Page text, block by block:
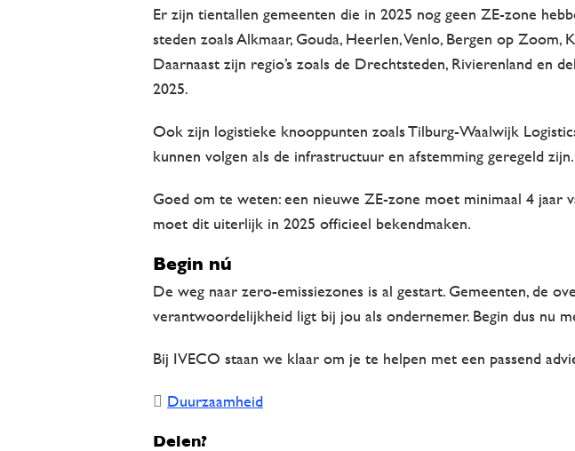
Er zijn tientallen gemeenten die in 2025 nog geen ZE-zone
steden zoals Alkmaar, Gouda, Heerlen, Venlo, Bergen op
Daarnaast zijn regio’s zoals de Drechtsteden, Rivierenland en
2025.
Ook zijn logistieke knooppunten zoals Tilburg-Waalwijk
kunnen volgen als de infrastructuur en afstemming geregeld zijn.
Goed om te weten: een nieuwe ZE-zone moet minimaal 4 jaar
moet dit uiterlijk in 2025 officieel bekendmaken.
Begin nú
De weg naar zero-emissiezones is al gestart. Gemeenten, de
verantwoordelijkheid ligt bij jou als ondernemer. Begin dus nu
Bij IVECO staan we klaar om je te helpen met een passend
Duurzaamheid
Delen?